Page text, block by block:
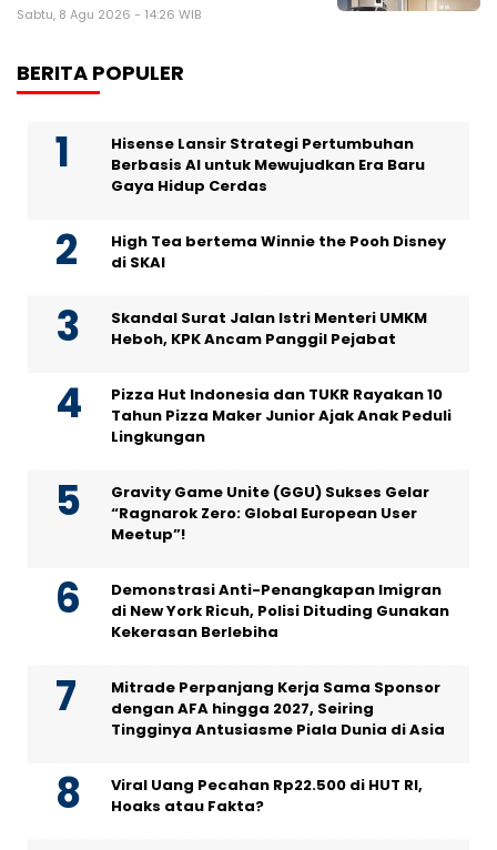
Sabtu, 8 Agu 2026 - 14:26 WIB
BERITA POPULER
Hisense Lansir Strategi Pertumbuhan
Berbasis AI untuk Mewujudkan Era Baru
Gaya Hidup Cerdas
High Tea bertema Winnie the Pooh Disney
di SKAI
Skandal Surat Jalan Istri Menteri UMKM
Heboh, KPK Ancam Panggil Pejabat
Pizza Hut Indonesia dan TUKR Rayakan 10
Tahun Pizza Maker Junior Ajak Anak Peduli
Lingkungan
Gravity Game Unite (GGU) Sukses Gelar
“Ragnarok Zero: Global European User
Meetup”!
Demonstrasi Anti-Penangkapan Imigran
di New York Ricuh, Polisi Dituding Gunakan
Kekerasan Berlebiha
Mitrade Perpanjang Kerja Sama Sponsor
dengan AFA hingga 2027, Seiring
Tingginya Antusiasme Piala Dunia di Asia
Viral Uang Pecahan Rp22.500 di HUT RI,
Hoaks atau Fakta?